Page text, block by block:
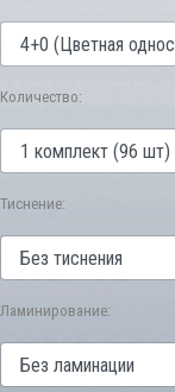
Количество:
Тиснение:
Ламинирование: